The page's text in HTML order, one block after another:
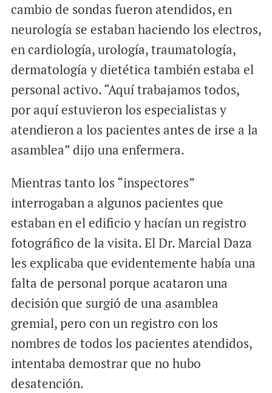
cambio de sondas fueron atendidos, en
neurología se estaban haciendo los electros,
en cardiología, urología, traumatología,
dermatología y dietética también estaba el
personal activo. “Aquí trabajamos todos,
por aquí estuvieron los especialistas y
atendieron a los pacientes antes de irse a la
asamblea” dijo una enfermera.
Mientras tanto los “inspectores”
interrogaban a algunos pacientes que
estaban en el edificio y hacían un registro
fotográfico de la visita. El Dr. Marcial Daza
les explicaba que evidentemente había una
falta de personal porque acataron una
decisión que surgió de una asamblea
gremial, pero con un registro con los
nombres de todos los pacientes atendidos,
intentaba demostrar que no hubo
desatención.